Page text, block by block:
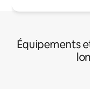
Équipements